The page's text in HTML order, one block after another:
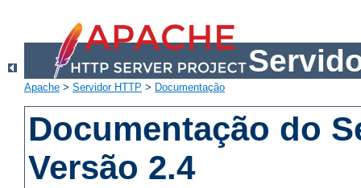
Apache > Servidor HTTP > Documentação
Documentação do
Versão 2.4